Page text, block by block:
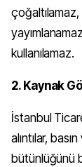
kullanılamaz.
2. Kaynak
İstanbul
alıntılar,
bütünlüğünü